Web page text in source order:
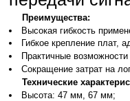
Преимущества:
Высокая гибкость
Гибкое крепление плат,
Практичные
Сокращение затрат на
Технические
Высота: 47 мм, 67 мм;